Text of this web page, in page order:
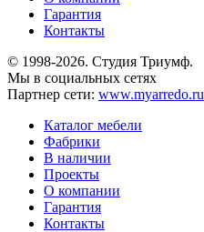
Гарантия
Контакты
© 1998-2026. Студия Триумф.
Мы в социальных сетях
Партнер сети: www.myarredo.ru
Каталог мебели
Фабрики
В наличии
Проекты
О компании
Гарантия
Контакты